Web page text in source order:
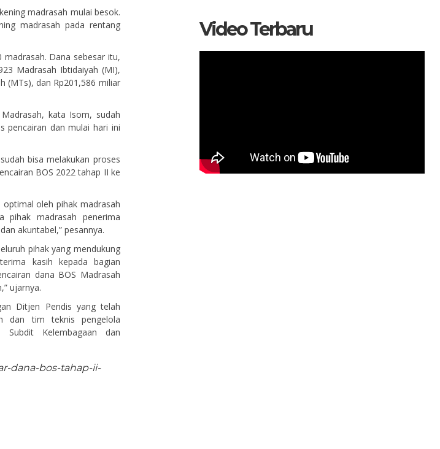
madrasah mulai besok.
madrasah pada rentang
Dana sebesar itu,
Madrasah Ibtidaiyah (MI),
(MTs), dan Rp201,586 miliar
kata Isom, sudah
pencairan dan mulai hari ini
bisa melakukan proses
BOS 2022 tahap II ke
optimal oleh pihak madrasah
pihak madrasah penerima
akuntabel,” pesannya.
pihak yang mendukung
kasih kepada bagian
dana BOS Madrasah
ujarnya.
Ditjen Pendis yang telah
dan tim teknis pengelola
Kelembagaan dan
dana-bos-tahap-ii-
Video Terbaru